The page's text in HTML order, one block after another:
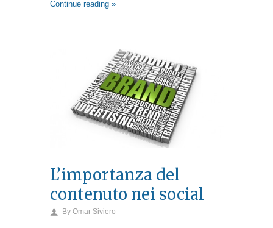
Continue reading »
L’importanza del
contenuto nei social
By Omar Siviero